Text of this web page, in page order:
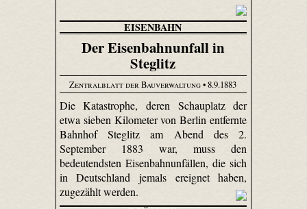
EISENBAHN
Der Eisenbahnunfall in
Steglitz
Zentralblatt der Bauverwaltung• 8.9.1883
Die Katastrophe, deren Schauplatz der
etwa sieben Kilometer von Berlin entfernte
Bahnhof Steglitz am Abend des 2.
September 1883 war, muss den
bedeutendsten Eisenbahnunfällen, die sich
in Deutschland jemals ereignet haben,
zugezählt werden.